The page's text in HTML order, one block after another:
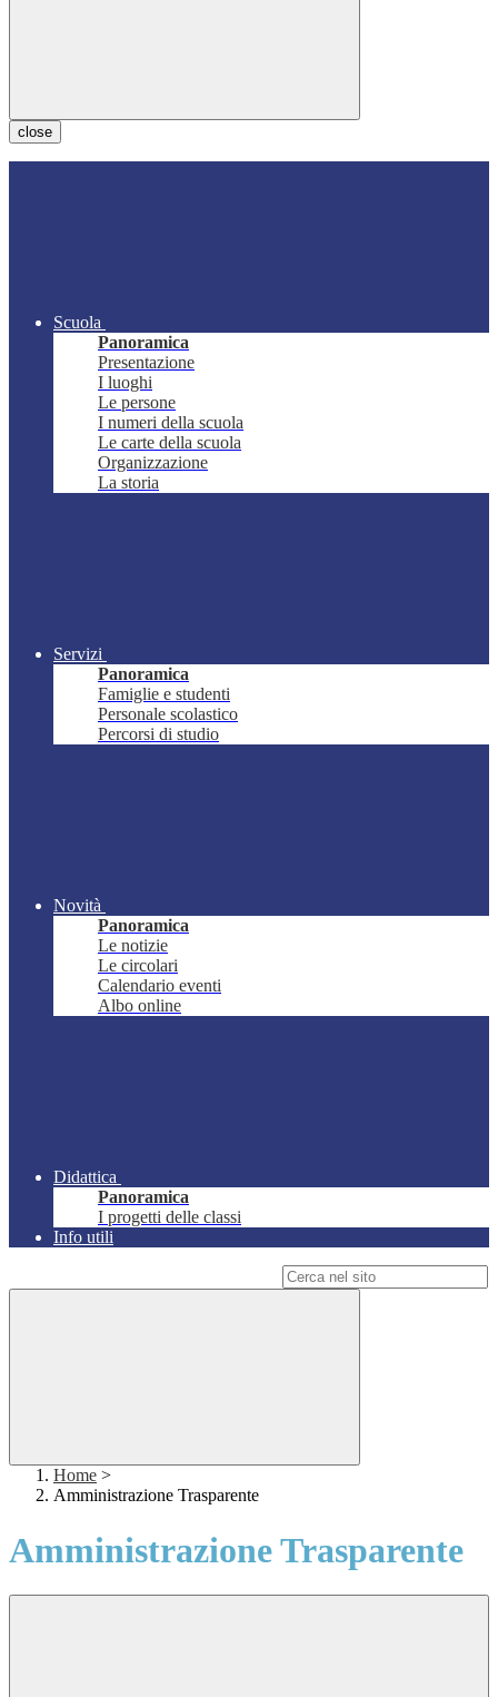
close
Scuola
Panoramica
Presentazione
I luoghi
Le persone
I numeri della scuola
Le carte della scuola
Organizzazione
La storia
Servizi
Panoramica
Famiglie e studenti
Personale scolastico
Percorsi di studio
Novità
Panoramica
Le notizie
Le circolari
Calendario eventi
Albo online
Didattica
Panoramica
I progetti delle classi
Info utili
Home >
Amministrazione Trasparente
Amministrazione Trasparente